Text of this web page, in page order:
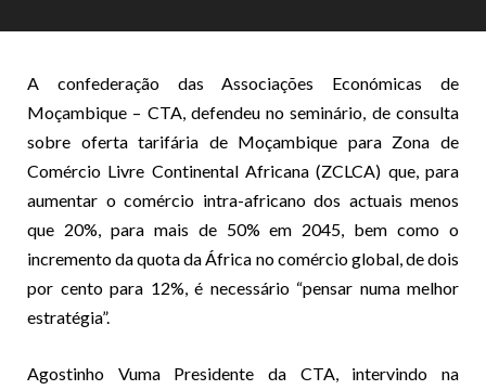
A confederação das Associações Económicas de
Moçambique – CTA, defendeu no seminário, de consulta
sobre oferta tarifária de Moçambique para Zona de
Comércio Livre Continental Africana (ZCLCA) que, para
aumentar o comércio intra-africano dos actuais menos
que 20%, para mais de 50% em 2045, bem como o
incremento da quota da África no comércio global, de dois
por cento para 12%, é necessário “pensar numa melhor
estratégia”.
Agostinho Vuma Presidente da CTA, intervindo na